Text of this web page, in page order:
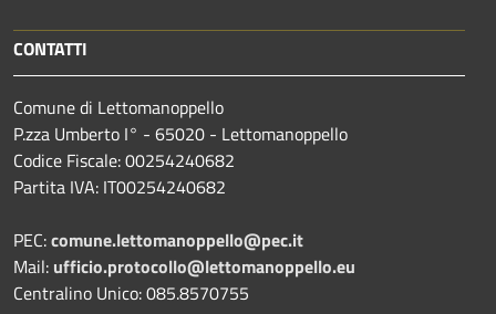
CONTATTI
Comune di Lettomanoppello
P.zza Umberto I° - 65020 - Lettomanoppello
Codice Fiscale: 00254240682
Partita IVA: IT00254240682
PEC:comune.lettomanoppello@pec.it
Mail: ufficio.protocollo@lettomanoppello.eu
Centralino Unico: 085.8570755